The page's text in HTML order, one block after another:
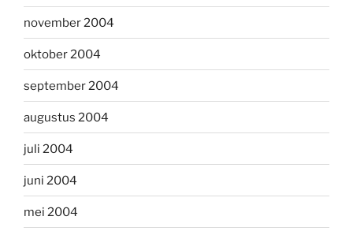
november 2004
oktober 2004
september 2004
augustus 2004
juli 2004
juni 2004
mei 2004